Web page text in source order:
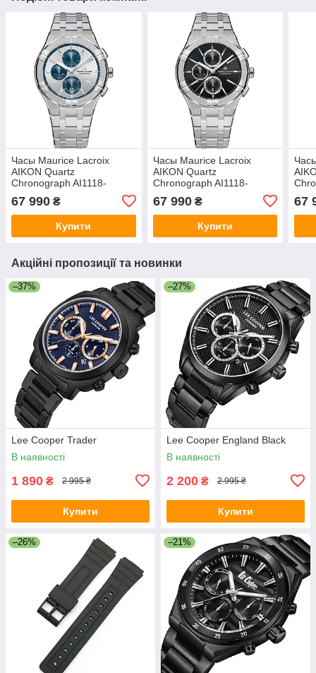
Часы Maurice Lacroix
AIKON Quartz
Chronograph AI1118-
67 990 ₴
Купити
Часы Maurice Lacroix
AIKON Quartz
Chronograph AI1118-
67 990₴
Купити
67
Акційні пропозиції та новинки
–37%
Lee Cooper Trader
В наявності
1 890 ₴ 2 995 ₴
Купити
–27%
Lee Cooper England Black
В наявності
2 200 ₴ 2 995 ₴
Купити
–26% –21%